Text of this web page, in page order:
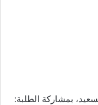
بمشاركة الطلبة: